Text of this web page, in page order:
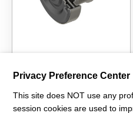
de alternador BSG
(ADP)
Privacy Preference Center
This site does NOT use any
session cookies are used to